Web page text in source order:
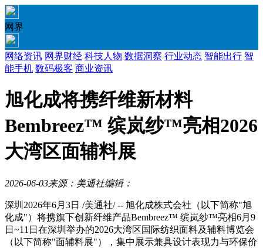
网界
网络资讯 网界财经 科技人物 数据洞察 行业动态 智能出行 智
能手机 数码极客 商业资讯
旭化成将携纤维新材料
Bembreez™ 缤岚纱™亮相2026
大湾区面辅料展
2026-06-03来源：美通社编辑：
深圳 2026年6月3日 /美通社/ -- 旭化成株式会社（以下简称"旭
化成"）将携旗下创新纤维产品Bembreez™ 缤岚纱™亮相6月9
日~11日在深圳举办的2026大湾区国际纺织面料及辅料博览会
（以下简称"面辅料展"），集中展示兼具设计表现力与环保价